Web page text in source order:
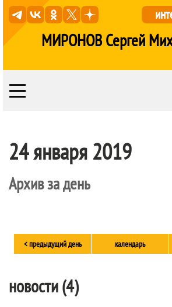
МИРОНОВ Сергей
24 января 2019
Архив за день
< предыдущий день календарь
новости (4)